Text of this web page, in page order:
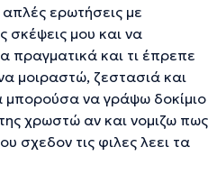
ερωτήσεις με
σκέψεις μου και να
πραγματικά και τι έπρεπε
μοιραστώ, ζεστασιά και
μπορούσα να γράψω δοκίμιο
χρωστώ αν και νομιζω πως
σχεδον τις φιλες λεει τα